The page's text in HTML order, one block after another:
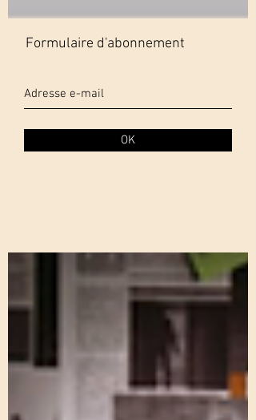
Formulaire d'abonnement
OK